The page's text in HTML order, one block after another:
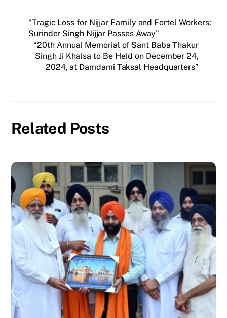
“Tragic Loss for Nijjar Family and Fortel Workers:
Surinder Singh Nijjar Passes Away”
“20th Annual Memorial of Sant Baba Thakur
Singh Ji Khalsa to Be Held on December 24,
2024, at Damdami Taksal Headquarters”
Related Posts